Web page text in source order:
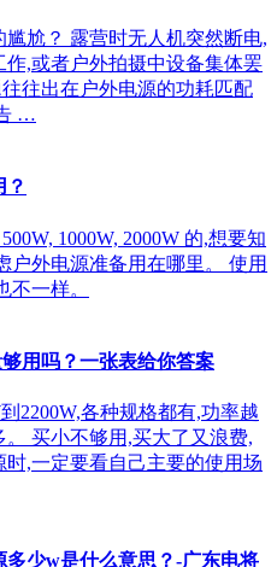
尬？ 露营时无人机突然断电,
作,或者户外拍摄中设备集体罢
往出在户外电源的功耗匹配
…
？
1000W, 2000W 的,想要知
户外电源准备用在哪里。 使用
一样。
用吗？一张表给你答案
2200W,各种规格都有,功率越
买小不够用,买大了又浪费,
,一定要看自己主要的使用场
多少w是什么意思？-广东电将